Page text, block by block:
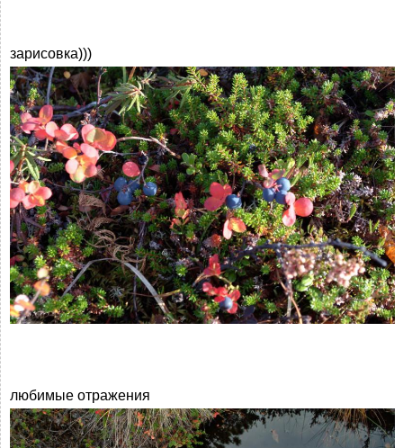
зарисовка)))
любимые отражения